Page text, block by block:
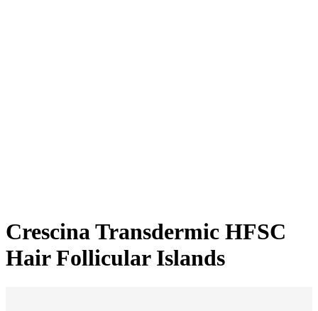
Crescina Transdermic HFSC
Hair Follicular Islands